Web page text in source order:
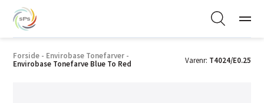
Forside - Envirobase Tonefarver -
Envirobase Tonefarve Blue To Red
Varenr: T4024/E0.25